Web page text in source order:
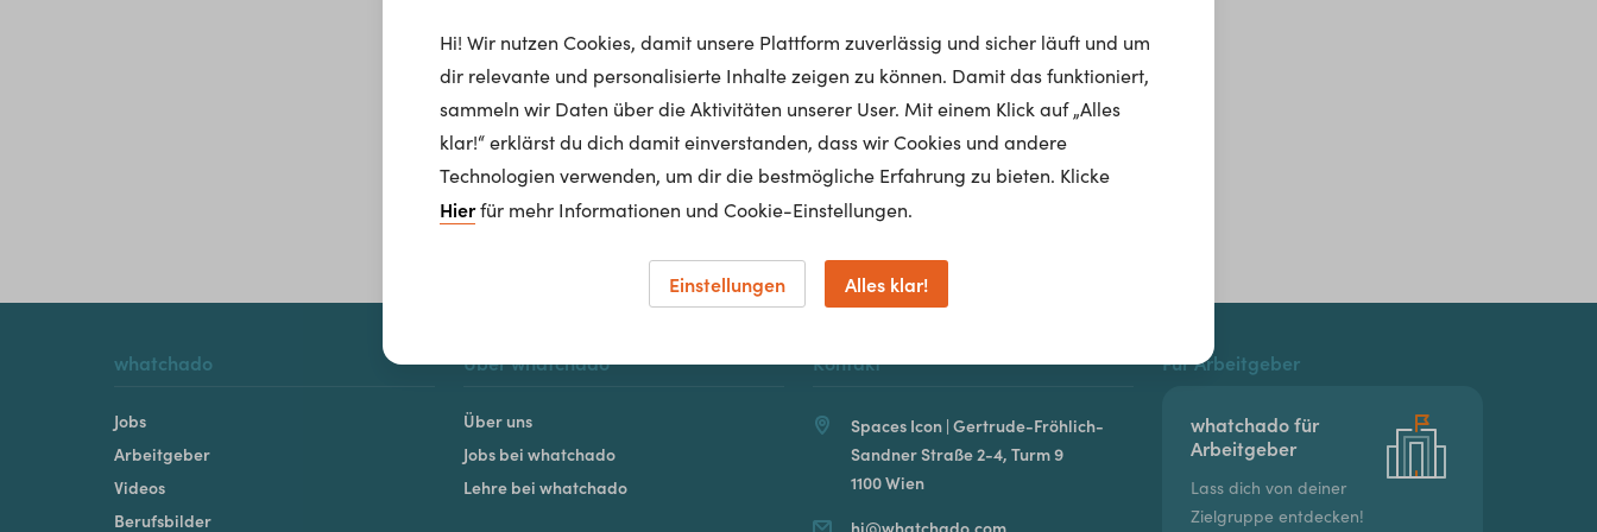
Homepage
whatchado
Jobs
Arbeitgeber
Videos
Berufsbilder
Über whatchado
Über uns
Jobs bei whatchado
Lehre bei whatchado
Kontakt
Spaces Icon | Gertrude-Fröhlich-
Sandner Straße 2-4, Turm 9
1100 Wien
hi@whatchado.com
Für Arbeitgeber
whatchado für
Arbeitgeber
Lass dich von deiner
Zielgruppe entdecken!
Hi! Wir nutzen Cookies, damit unsere Plattform zuverlässig und sicher läuft und um
dir relevante und personalisierte Inhalte zeigen zu können. Damit das funktioniert,
sammeln wir Daten über die Aktivitäten unserer User. Mit einem Klick auf „Alles
klar!“ erklärst du dich damit einverstanden, dass wir Cookies und andere
Technologien verwenden, um dir die bestmögliche Erfahrung zu bieten. Klicke
Hierfür mehr Informationen und Cookie-Einstellungen.
Einstellungen Alles klar!